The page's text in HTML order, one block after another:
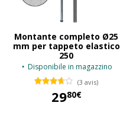
Montante completo Ø25
mm per tappeto elastico
250
Disponibile in magazzino
(3 avis)
2980€